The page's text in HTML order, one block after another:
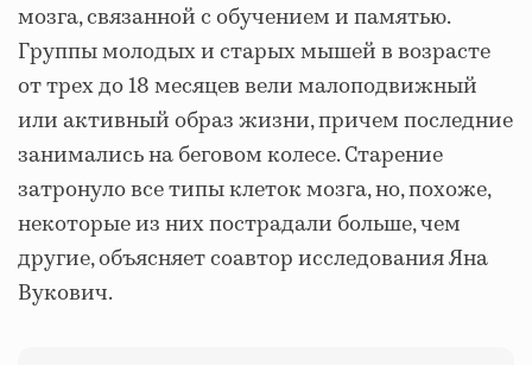
мозга, связанной с обучением и памятью.
Группы молодых и старых мышей в возрасте
от трех до 18 месяцев вели малоподвижный
или активный образ жизни, причем последние
занимались на беговом колесе. Старение
затронуло все типы клеток мозга, но, похоже,
некоторые из них пострадали больше, чем
другие, объясняет соавтор исследования Яна
Вукович.